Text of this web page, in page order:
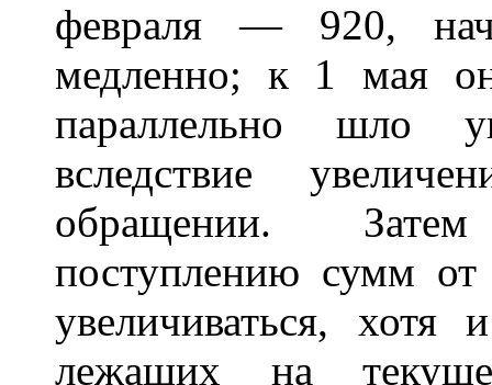
февраля — 920,
медленно; к 1 мая
параллельно шло
вследствие
обращении.
поступлению сумм от
увеличиваться,
лежащих на